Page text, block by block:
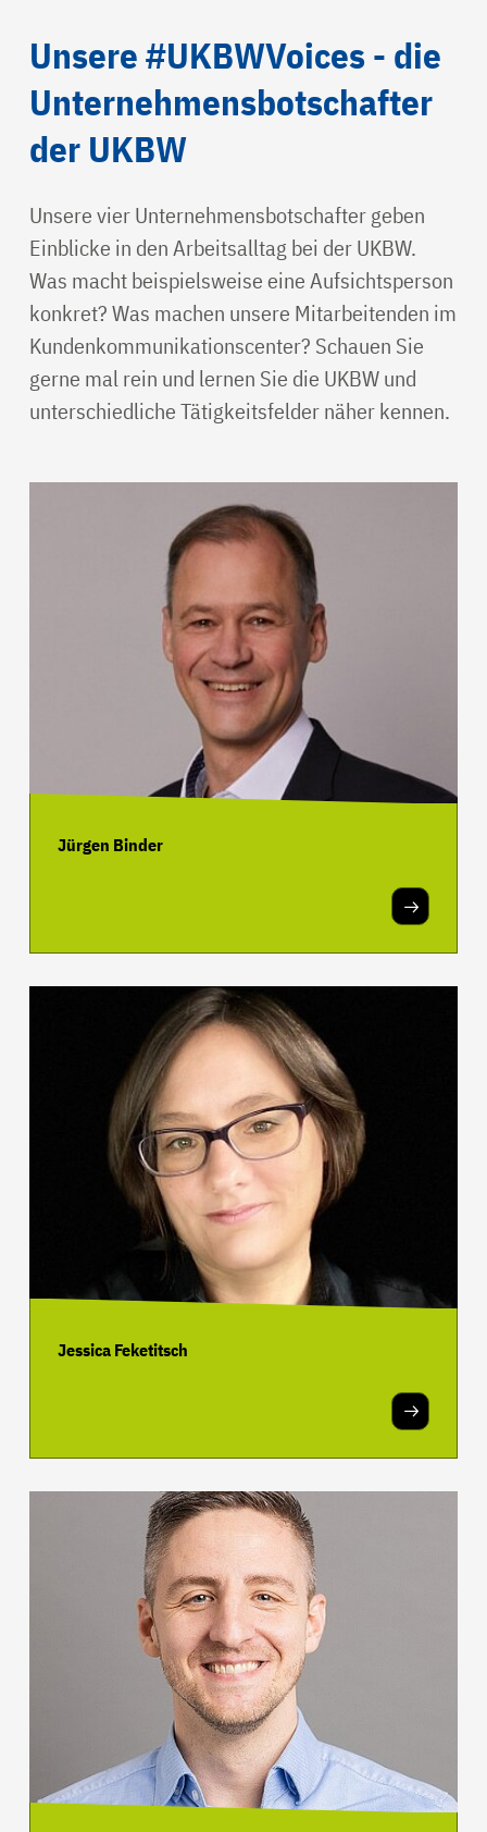
Unsere #UKBWVoices - die
Unternehmensbotschafter
der UKBW
Unsere vier Unternehmensbotschafter geben
Einblicke in den Arbeitsalltag bei der UKBW.
Was macht beispielsweise eine Aufsichtsperson
konkret? Was machen unsere Mitarbeitenden im
Kundenkommunikationscenter? Schauen Sie
gerne mal rein und lernen Sie die UKBW und
unterschiedliche Tätigkeitsfelder näher kennen.
Jürgen Binder
Jessica Feketitsch